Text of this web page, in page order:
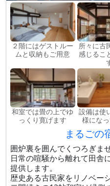
２階にはゲストルー
ムと収納もご用意
所々に古
感じるこ
和室では畳の上でゆ
っくり寛げます
設備は使
様にな
まるごの
囲炉裏を囲んでくつろぎま
日常の喧騒から離れて田舎
提供します。
歴史ある古民家をリノベー